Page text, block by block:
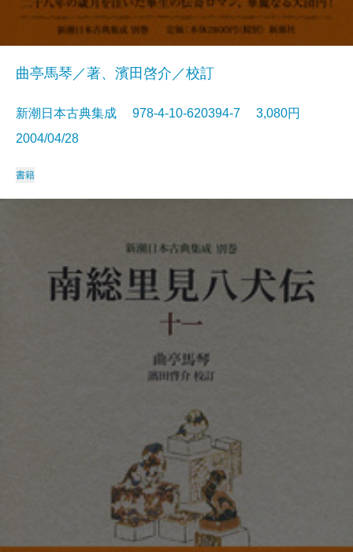
曲亭馬琴／著、濱田啓介／校訂
新潮日本古典集成 978-4-10-620394-7 3,080円
2004/04/28
書籍